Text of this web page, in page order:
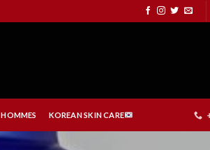
HOMMES KOREAN SKIN CARE